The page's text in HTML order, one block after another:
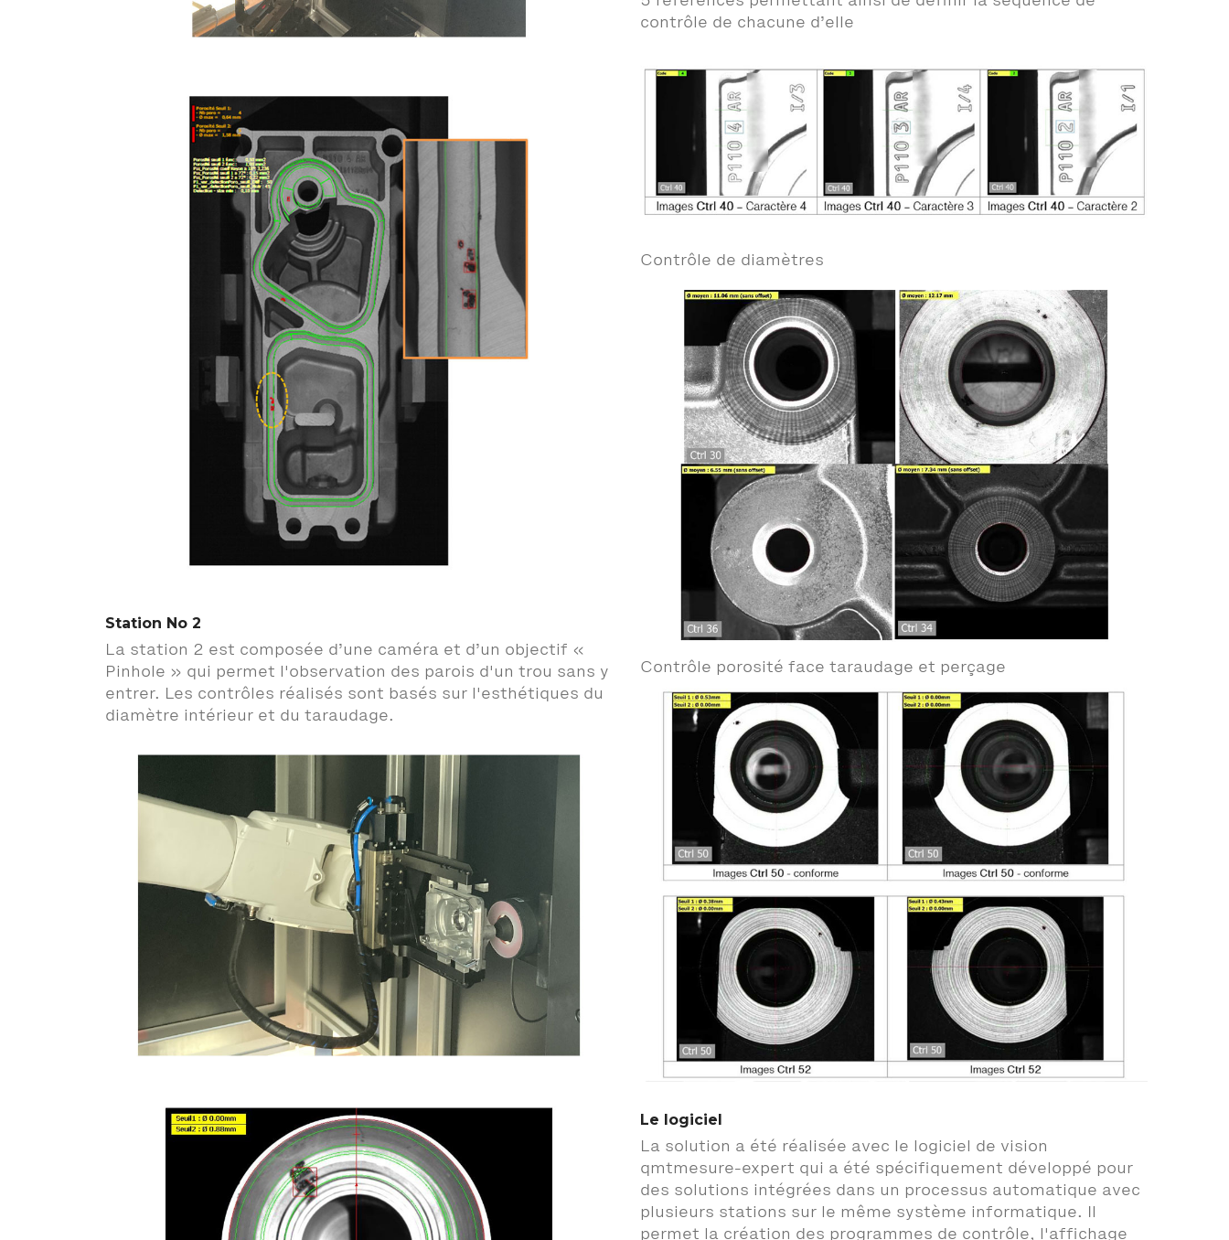
Station No 2
La station 2 est composée d’une caméra et d’un objectif «
Pinhole » qui permet l'observation des parois d'un trou sans y
entrer. Les contrôles réalisés sont basés sur l'esthétiques du
diamètre intérieur et du taraudage.
contrôle de chacune d’elle
Contrôle de diamètres
Contrôle porosité face taraudage et perçage
Le logiciel
La solution a été réalisée avec le logiciel de vision
qmtmesure-expert qui a été spécifiquement développé pour
des solutions intégrées dans un processus automatique avec
plusieurs stations sur le même système informatique. Il
permet la création des programmes de contrôle, l'affichage